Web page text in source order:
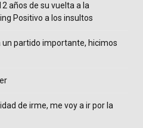
años de su vuelta a la
Positivo a los insultos
un partido importante, hicimos
de irme, me voy a ir por la